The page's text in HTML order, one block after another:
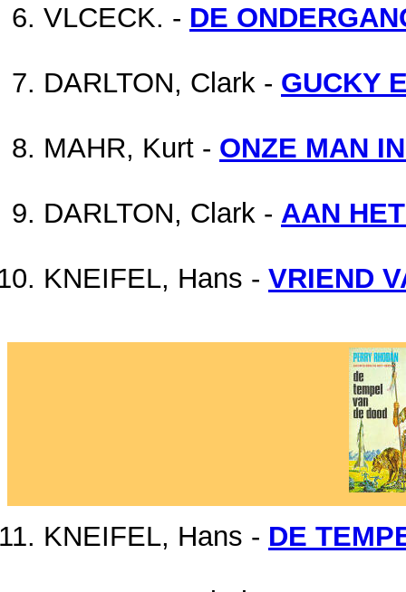
VLCECK. - DE
DARLTON, Clark - GUCKY
MAHR, Kurt - ONZE MAN
DARLTON, Clark - AAN
KNEIFEL, Hans - VRIEND
KNEIFEL, Hans - DE